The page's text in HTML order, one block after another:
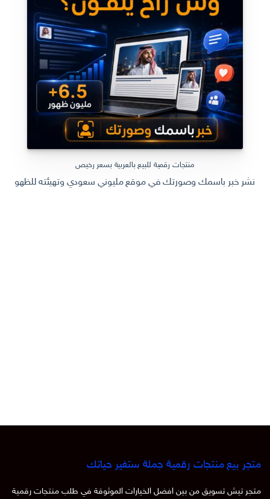
منتجات رقمية للبيع بالعربية بسعر رخيص
نشر خبر باسمك وصورتك في موقع مليوني سعودي وتهيئته للظهور
متجر بيع منتجات رقمية جملة ستغير حياتك
متجر تيش تسويق من بين افضل الخيارات الموثوقة في طلب منتجات رقمية